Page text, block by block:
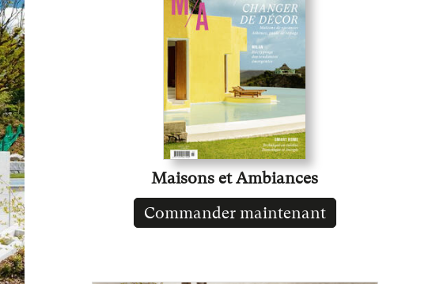
Maisons et Ambiances
Commander maintenant